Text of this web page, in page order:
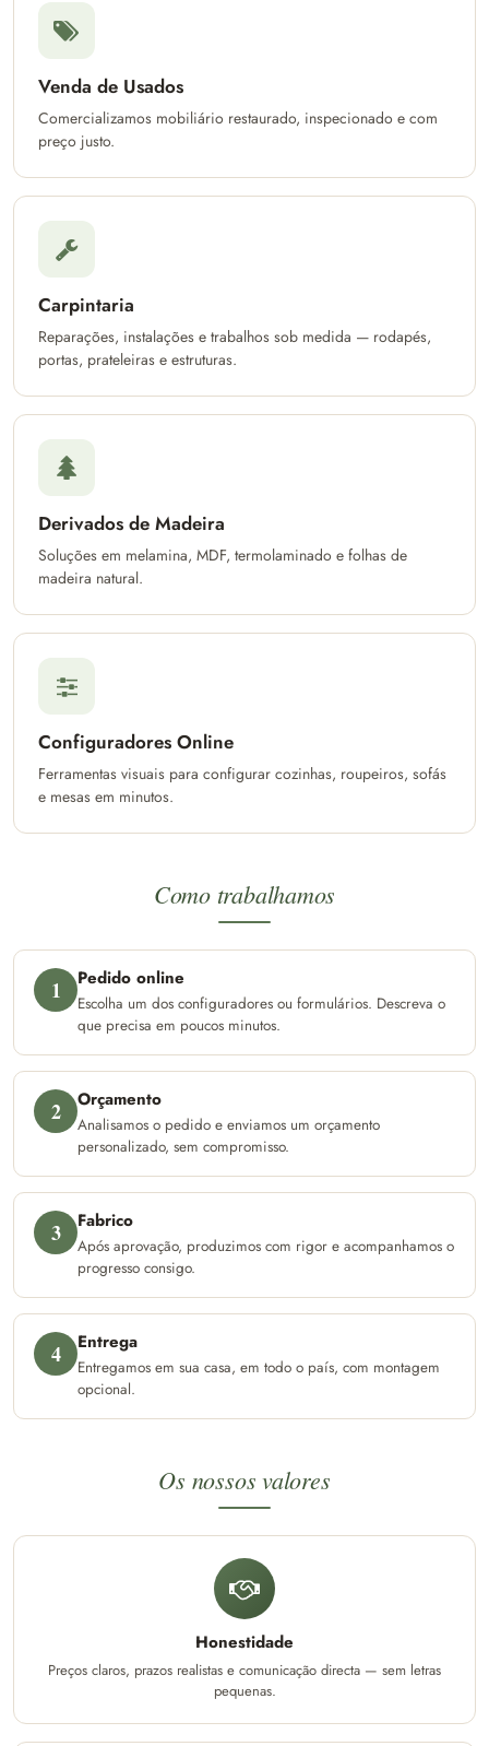
Venda de Usados
Comercializamos mobiliário restaurado, inspecionado e com
preço justo.
Carpintaria
Reparações, instalações e trabalhos sob medida — rodapés,
portas, prateleiras e estruturas.
Derivados de Madeira
Soluções em melamina, MDF, termolaminado e folhas de
madeira natural.
Configuradores Online
Ferramentas visuais para configurar cozinhas, roupeiros, sofás
e mesas em minutos.
Como trabalhamos
1 Pedido online
Escolha um dos configuradores ou formulários. Descreva o
que precisa em poucos minutos.
2 Orçamento
Analisamos o pedido e enviamos um orçamento
personalizado, sem compromisso.
3 Fabrico
Após aprovação, produzimos com rigor e acompanhamos o
progresso consigo.
4 Entrega
Entregamos em sua casa, em todo o país, com montagem
opcional.
Os nossos valores
Honestidade
Preços claros, prazos realistas e comunicação directa — sem letras
pequenas.